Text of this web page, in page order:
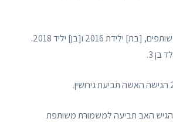
לצדדים שני ילדים משותפים, [בת] ילידת 2016 ו[בן] יליד 2018.
בתאריך 5/5/2020 הגיש האב תביעה למשמורת משותפת